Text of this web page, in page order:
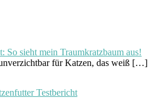
So sieht mein Traumkratzbaum aus!
für Katzen, das weiß […]
Testbericht